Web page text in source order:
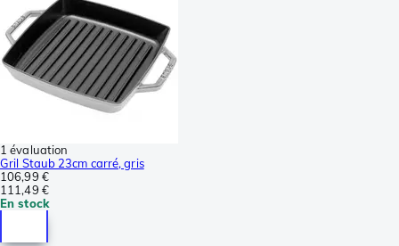
1 évaluation
Gril Staub 23cm carré, gris
106,99 €
111,49 €
En stock